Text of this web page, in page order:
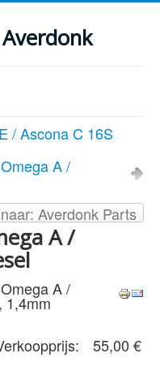
verslagen
/ Ascona C 16S
A /
Averdonk Parts
A /
A /
1,4mm
55,00 €